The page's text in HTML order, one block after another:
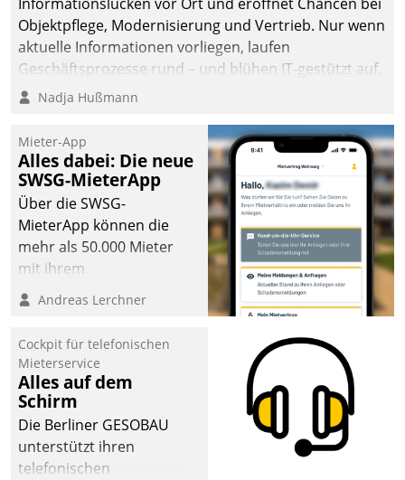
Objektpflege, Modernisierung und Vertrieb. Nur wenn
aktuelle Informationen vorliegen, laufen
Geschäftsprozesse rund – und blühen IT-gestützt auf.
Nadja Hußmann
Mieter-App
Alles dabei: Die neue
SWSG-MieterApp
Über die SWSG-
MieterApp können die
mehr als 50.000 Mieter
mit ihrem
Wohnungsunternehmen
kommunizieren, auf dem
einsehen und ändern
oder
Schadensmeldungen
abgeben – rund um die
Uhr.
Andreas Lerchner
Cockpit für telefonischen
Mieterservice
Alles auf dem
Schirm
Die Berliner GESOBAU
unterstützt ihren
telefonischen